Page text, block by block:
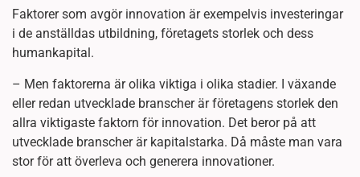
Faktorer som avgör innovation är exempelvis investeringar
i de anställdas utbildning, företagets storlek och dess
humankapital.
– Men faktorerna är olika viktiga i olika stadier. I växande
eller redan utvecklade branscher är företagens storlek den
allra viktigaste faktorn för innovation. Det beror på att
utvecklade branscher är kapitalstarka. Då måste man vara
stor för att överleva och generera innovationer.